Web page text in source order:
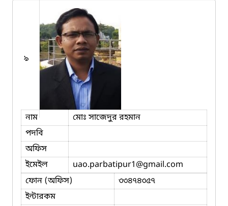
৯
নাম
মোঃ সাজেদুর রহমান
পদবি
অফিস
ইমেইল
uao.parbatipur1@gmail.com
ফোন (অফিস)
৩৩৪৭৪৩৫৭
ইন্টারকম